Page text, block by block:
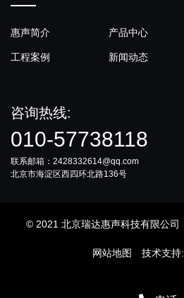
惠声简介 产品中心
工程案例 新闻动态
咨询热线:
010-57738118
联系邮箱：2428332614@qq.com
北京市海淀区西四环北路136号
© 2021 北京瑞达惠声科技有限公司
网站地图 技术支持: